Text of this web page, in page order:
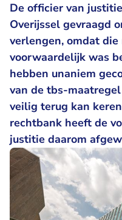
De officier van
Overijssel gevraagd
verlengen, omdat
voorwaardelijk was
hebben unaniem
van de tbs-
veilig terug kan
rechtbank heeft de
justitie daarom